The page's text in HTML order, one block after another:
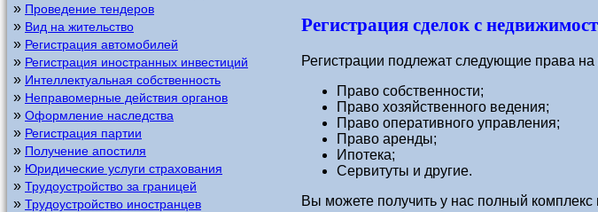
» Проведение тендеров
» Вид на жительство
» Регистрация автомобилей
» Регистрация иностранных инвестиций
» Интеллектуальная собственность
» Неправомерные действия органов
» Оформление наследства
» Регистрация партии
» Получение апостиля
» Юридические услуги страхования
» Трудоустройство за границей
» Трудоустройство иностранцев
Регистрация сделок с
Регистрации подлежат следующие права
Право собственности;
Право хозяйственного ведения;
Право оперативного управления;
Право аренды;
Ипотека;
Сервитуты и другие.
Вы можете получить у нас полный комплекс